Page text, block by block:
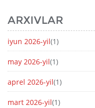
ARXIVLAR
iyun 2026-yil(1)
may 2026-yil(1)
aprel 2026-yil(1)
mart 2026-yil(1)